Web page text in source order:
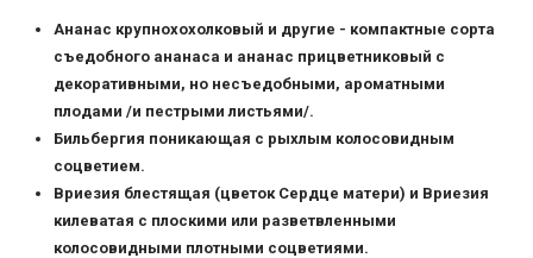
Ананас крупнохохолковый и другие - компактные сорта
съедобного ананаса и ананас прицветниковый с
декоративными, но несъедобными, ароматными
плодами /и пестрыми листьями/.
Бильбергия поникающая с рыхлым колосовидным
соцветием.
Вриезия блестящая (цветок Сердце матери) и Вриезия
килеватая с плоскими или разветвленными
колосовидными плотными соцветиями.